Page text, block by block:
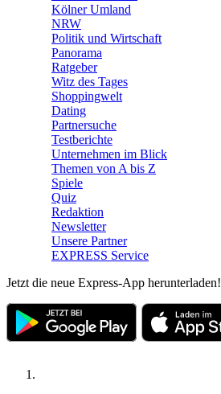
Kölner Umland
NRW
Politik und Wirtschaft
Panorama
Ratgeber
Witz des Tages
Shoppingwelt
Dating
Partnersuche
Testberichte
Unternehmen im Blick
Themen von A bis Z
Spiele
Quiz
Redaktion
Newsletter
Unsere Partner
EXPRESS Service
Jetzt die neue Express-App herunterladen!